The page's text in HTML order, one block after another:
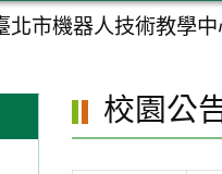
北市機器人技術教學
校園公